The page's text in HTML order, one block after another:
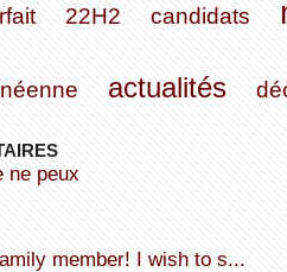
22H2 candidats
actualités
member! I wish to s...